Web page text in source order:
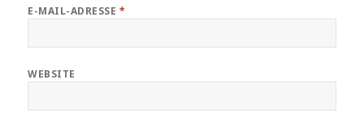
E-MAIL-ADRESSE *
WEBSITE